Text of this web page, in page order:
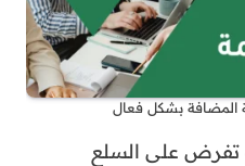
تفرض على السلع